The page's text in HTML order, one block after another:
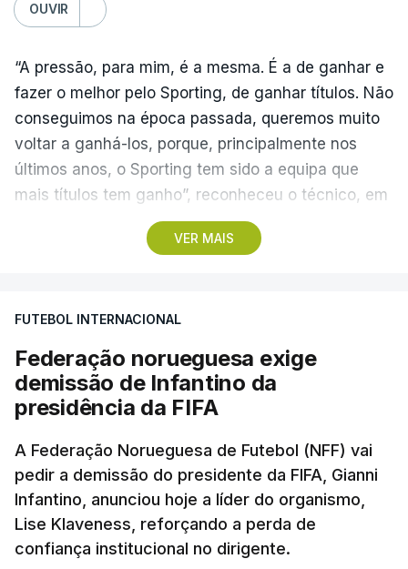
OUVIR
VER MAIS
“A pressão, para mim, é a mesma. É a de ganhar e
fazer o melhor pelo Sporting, de ganhar títulos. Não
conseguimos na época passada, queremos muito
voltar a ganhá-los, porque, principalmente nos
últimos anos, o Sporting tem sido a equipa que
mais títulos tem ganho”, reconheceu o técnico, em
Amadora, mas foi dominada pela atividade dos
‘leões’ no mercado de transferências, onde Borges
vincou, mais do que uma vez, que o clube “tem
feito um trabalho excelente”.
Questionado sobre se o elevado número de
entradas e saídas confirmava que o Sporting
estava a precisar de jogadores com vontade de
vencer pelo clube, como afirmou o presidente,
Frederico Varandas, após a derrota na final da
FUTEBOL INTERNACIONAL
Federação norueguesa exige
demissão de Infantino da
presidência da FIFA
A Federação Norueguesa de Futebol (NFF) vai
pedir a demissão do presidente da FIFA, Gianni
Infantino, anunciou hoje a líder do organismo,
Lise Klaveness, reforçando a perda de
confiança institucional no dirigente.